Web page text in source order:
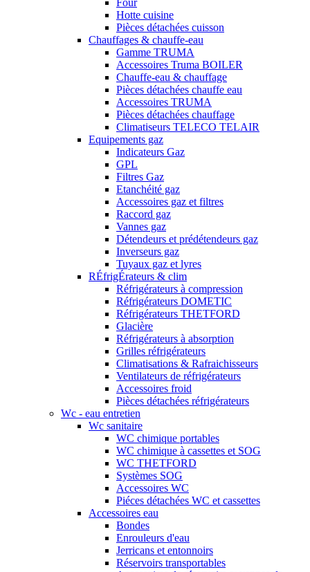
Four
Hotte cuisine
Pièces détachées cuisson
Chauffages & chauffe-eau
Gamme TRUMA
Accessoires Truma BOILER
Chauffe-eau & chauffage
Pièces détachées chauffe eau
Accessoires TRUMA
Pièces détachées chauffage
Climatiseurs TELECO TELAIR
Equipements gaz
Indicateurs Gaz
GPL
Filtres Gaz
Etanchéité gaz
Accessoires gaz et filtres
Raccord gaz
Vannes gaz
Détendeurs et prédétendeurs gaz
Inverseurs gaz
Tuyaux gaz et lyres
RÉfrigÉrateurs & clim
Réfrigérateurs à compression
Réfrigérateurs DOMETIC
Réfrigérateurs THETFORD
Glacière
Réfrigérateurs à absorption
Grilles réfrigérateurs
Climatisations & Rafraichisseurs
Ventilateurs de réfrigérateurs
Accessoires froid
Pièces détachées réfrigérateurs
Wc - eau entretien
Wc sanitaire
WC chimique portables
WC chimique à cassettes et SOG
WC THETFORD
Systèmes SOG
Accessoires WC
Piéces détachées WC et cassettes
Accessoires eau
Bondes
Enrouleurs d'eau
Jerricans et entonnoirs
Réservoirs transportables